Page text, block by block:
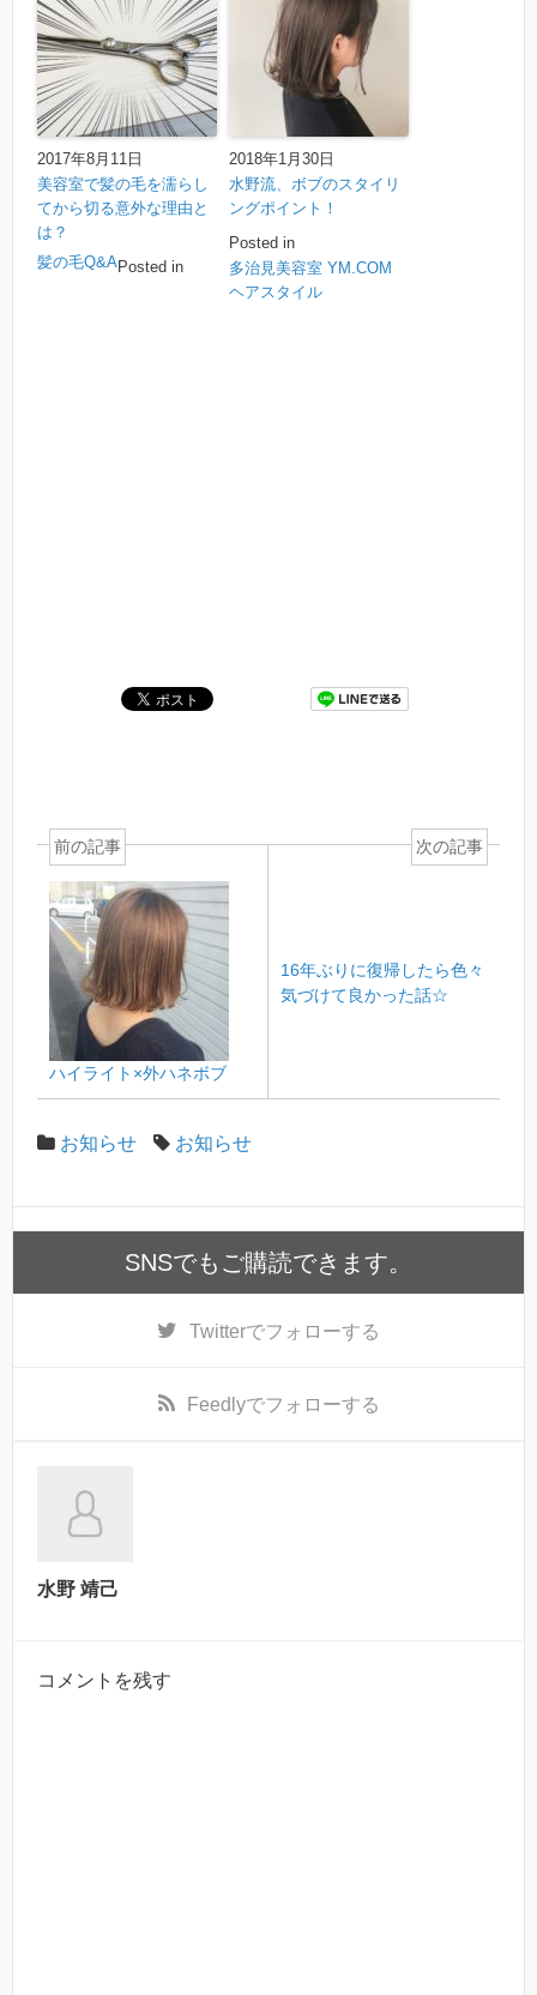
2017年8月11日
美容室で髪の毛を濡らし
てから切る意外な理由と
は？
Posted in
髪の毛Q&A
2018年1月30日
水野流、ボブのスタイリ
ングポイント！
Posted in
多治見美容室 YM.COM
ヘアスタイル
前の記事
ハイライト×外ハネボブ
次の記事
16年ぶりに復帰したら色々
気づけて良かった話☆
お知らせ お知らせ
SNSでもご購読できます。
Twitterでフォローする
Feedlyでフォローする
水野 靖己
コメントを残す